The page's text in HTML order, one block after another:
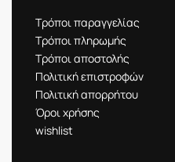
Τρόποι παραγγελίας
Τρόποι πληρωμής
Τρόποι αποστολής
Πολιτική επιστροφών
Πολιτική απορρήτου
Όροι χρήσης
wishlist